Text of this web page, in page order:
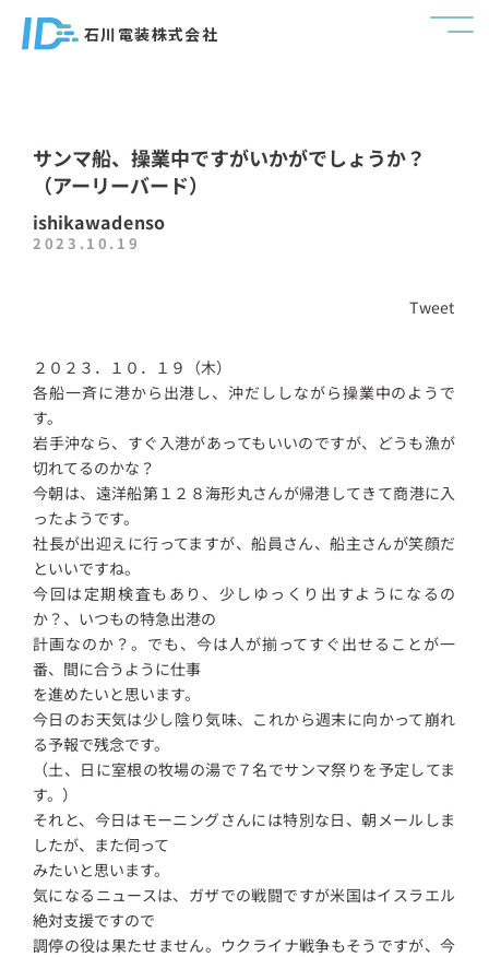
石川電装株式会社
サンマ船、操業中ですがいかがでしょうか？
（アーリーバード）
ishikawadenso
2023.10.19
Tweet
２０２３．１０．１９（木）
各船一斉に港から出港し、沖だししながら操業中のようで
す。
岩手沖なら、すぐ入港があってもいいのですが、どうも漁が
切れてるのかな？
今朝は、遠洋船第１２８海形丸さんが帰港してきて商港に入
ったようです。
社長が出迎えに行ってますが、船員さん、船主さんが笑顔だ
といいですね。
今回は定期検査もあり、少しゆっくり出すようになるの
か？、いつもの特急出港の
計画なのか？。でも、今は人が揃ってすぐ出せることが一
番、間に合うように仕事
を進めたいと思います。
今日のお天気は少し陰り気味、これから週末に向かって崩れ
る予報で残念です。
（土、日に室根の牧場の湯で７名でサンマ祭りを予定してま
す。）
それと、今日はモーニングさんには特別な日、朝メールしま
したが、また伺って
みたいと思います。
気になるニュースは、ガザでの戦闘ですが米国はイスラエル
絶対支援ですので
調停の役は果たせません。ウクライナ戦争もそうですが、今